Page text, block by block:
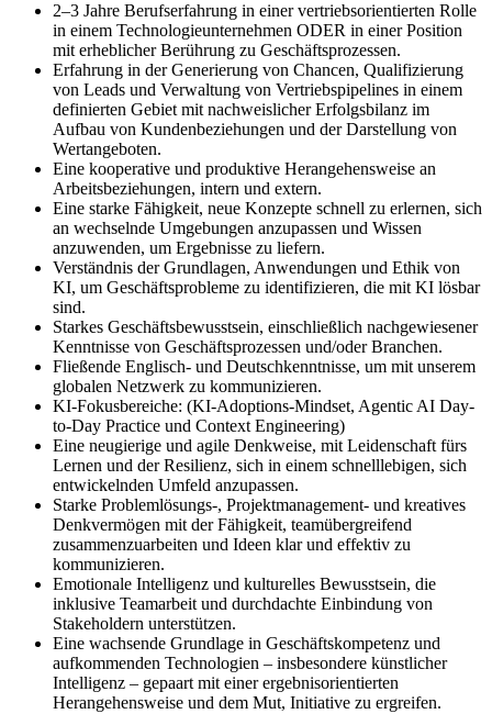
2–3 Jahre Berufserfahrung in einer vertriebsorientierten Rolle
in einem Technologieunternehmen ODER in einer Position
mit erheblicher Berührung zu Geschäftsprozessen.
Erfahrung in der Generierung von Chancen, Qualifizierung
von Leads und Verwaltung von Vertriebspipelines in einem
definierten Gebiet mit nachweislicher Erfolgsbilanz im
Aufbau von Kundenbeziehungen und der Darstellung von
Wertangeboten.
Eine kooperative und produktive Herangehensweise an
Arbeitsbeziehungen, intern und extern.
Eine starke Fähigkeit, neue Konzepte schnell zu erlernen, sich
an wechselnde Umgebungen anzupassen und Wissen
anzuwenden, um Ergebnisse zu liefern.
Verständnis der Grundlagen, Anwendungen und Ethik von
KI, um Geschäftsprobleme zu identifizieren, die mit KI lösbar
sind.
Starkes Geschäftsbewusstsein, einschließlich nachgewiesener
Kenntnisse von Geschäftsprozessen und/oder Branchen.
Fließende Englisch- und Deutschkenntnisse, um mit unserem
globalen Netzwerk zu kommunizieren.
KI-Fokusbereiche: (KI-Adoptions-Mindset, Agentic AI Day-
to-Day Practice und Context Engineering)
Eine neugierige und agile Denkweise, mit Leidenschaft fürs
Lernen und der Resilienz, sich in einem schnelllebigen, sich
entwickelnden Umfeld anzupassen.
Starke Problemlösungs-, Projektmanagement- und kreatives
Denkvermögen mit der Fähigkeit, teamübergreifend
zusammenzuarbeiten und Ideen klar und effektiv zu
kommunizieren.
Emotionale Intelligenz und kulturelles Bewusstsein, die
inklusive Teamarbeit und durchdachte Einbindung von
Stakeholdern unterstützen.
Eine wachsende Grundlage in Geschäftskompetenz und
aufkommenden Technologien – insbesondere künstlicher
Intelligenz – gepaart mit einer ergebnisorientierten
Herangehensweise und dem Mut, Initiative zu ergreifen.